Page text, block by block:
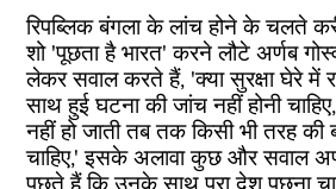
रिपब्लिक बंगला के लांच होने के चलते
शो 'पूछता है भारत' करने लौटे अर्णब
लेकर सवाल करते हैं, 'क्या सुरक्षा घेरे में
साथ हुई घटना की जांच नहीं होनी
नहीं हो जाती तब तक किसी भी तरह की
चाहिए,' इसके अलावा कुछ और सवाल